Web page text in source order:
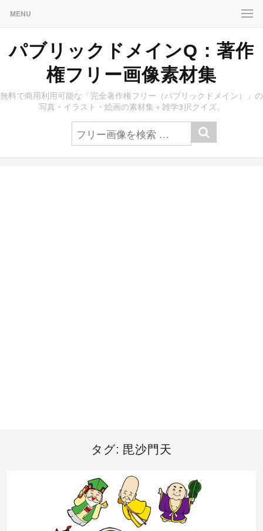
MENU
パブリックドメインQ：著作
権フリー画像素材集
無料で商用利用可能な「完全著作権フリー（パブリックドメイン）」の
写真・イラスト・絵画の素材集＋雑学3択クイズ。
タグ: 毘沙門天